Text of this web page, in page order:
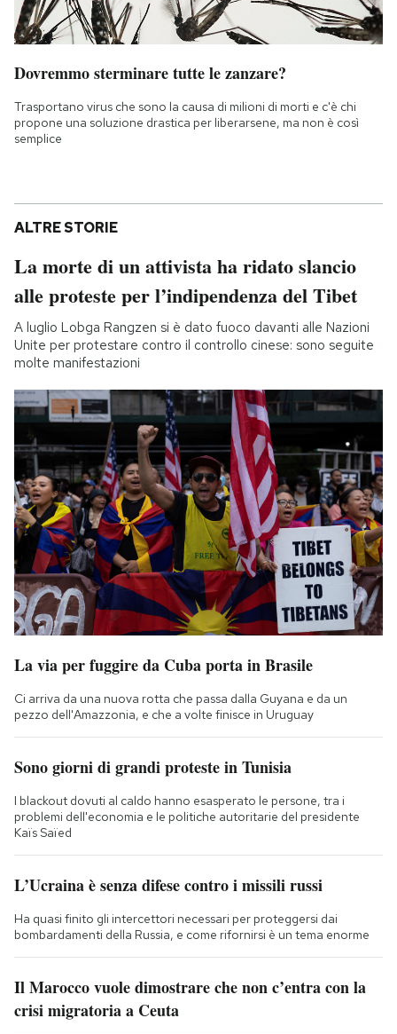
Dovremmo sterminare tutte le zanzare?
Trasportano virus che sono la causa di milioni di morti e c'è chi
propone una soluzione drastica per liberarsene, ma non è così
semplice
ALTRE STORIE
La morte di un attivista ha ridato slancio
alle proteste per l’indipendenza del Tibet
A luglio Lobga Rangzen si è dato fuoco davanti alle Nazioni
Unite per protestare contro il controllo cinese: sono seguite
molte manifestazioni
La via per fuggire da Cuba porta in Brasile
Ci arriva da una nuova rotta che passa dalla Guyana e da un
pezzo dell'Amazzonia, e che a volte finisce in Uruguay
Sono giorni di grandi proteste in Tunisia
I blackout dovuti al caldo hanno esasperato le persone, tra i
problemi dell'economia e le politiche autoritarie del presidente
Kaïs Saïed
L’Ucraina è senza difese contro i missili russi
Ha quasi finito gli intercettori necessari per proteggersi dai
bombardamenti della Russia, e come rifornirsi è un tema enorme
Il Marocco vuole dimostrare che non c’entra con la
crisi migratoria a Ceuta